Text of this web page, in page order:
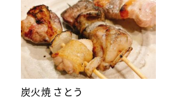
炭火焼 さとう